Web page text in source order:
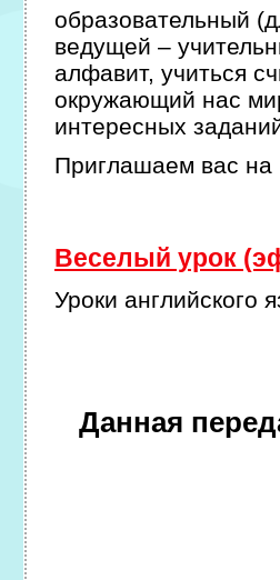
образовательный
ведущей –
алфавит, учиться
окружающий нас
интересных
Приглашаем вас
Веселый урок
Уроки английского
Данная